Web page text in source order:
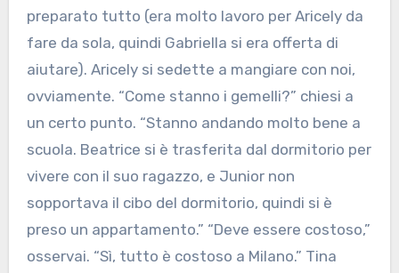
preparato tutto (era molto lavoro per Aricely da
fare da sola, quindi Gabriella si era offerta di
aiutare). Aricely si sedette a mangiare con noi,
ovviamente. “Come stanno i gemelli?” chiesi a
un certo punto. “Stanno andando molto bene a
scuola. Beatrice si è trasferita dal dormitorio per
vivere con il suo ragazzo, e Junior non
sopportava il cibo del dormitorio, quindi si è
preso un appartamento.” “Deve essere costoso,”
osservai. “Sì, tutto è costoso a Milano.” Tina